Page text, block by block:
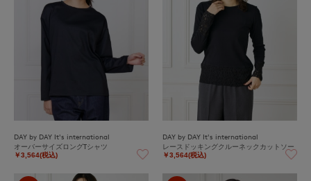
DAY by DAY It's international
オーバーサイズロングTシャツ
￥3,564(税込)
DAY by DAY It's international
レースドッキングクルーネックカットソー
￥3,564(税込)